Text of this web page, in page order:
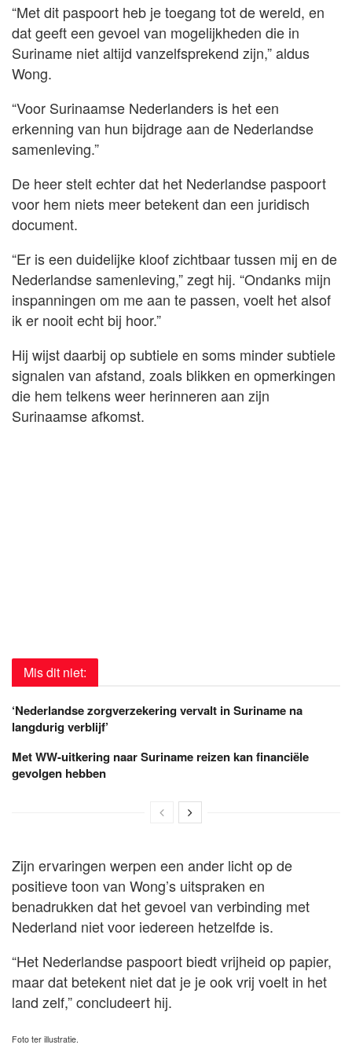
“Met dit paspoort heb je toegang tot de wereld, en
dat geeft een gevoel van mogelijkheden die in
Suriname niet altijd vanzelfsprekend zijn,” aldus
Wong.
“Voor Surinaamse Nederlanders is het een
erkenning van hun bijdrage aan de Nederlandse
samenleving.”
De heer stelt echter dat het Nederlandse paspoort
voor hem niets meer betekent dan een juridisch
document.
“Er is een duidelijke kloof zichtbaar tussen mij en de
Nederlandse samenleving,” zegt hij. “Ondanks mijn
inspanningen om me aan te passen, voelt het alsof
ik er nooit echt bij hoor.”
Hij wijst daarbij op subtiele en soms minder subtiele
signalen van afstand, zoals blikken en opmerkingen
die hem telkens weer herinneren aan zijn
Surinaamse afkomst.
Mis dit niet:
‘Nederlandse zorgverzekering vervalt in Suriname na
langdurig verblijf’
Met WW-uitkering naar Suriname reizen kan financiële
gevolgen hebben
Zijn ervaringen werpen een ander licht op de
positieve toon van Wong’s uitspraken en
benadrukken dat het gevoel van verbinding met
Nederland niet voor iedereen hetzelfde is.
“Het Nederlandse paspoort biedt vrijheid op papier,
maar dat betekent niet dat je je ook vrij voelt in het
land zelf,” concludeert hij.
Foto ter illustratie.